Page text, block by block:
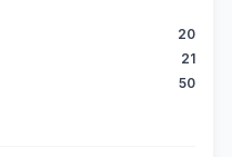
20
21
50